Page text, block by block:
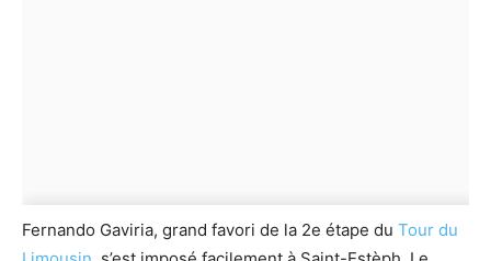
Fernando Gaviria, grand favori de la 2e étape du Tour du